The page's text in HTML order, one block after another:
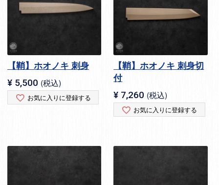
【鞘】ホオノキ 刺身
¥ 5,500 税込
お気に入りに登録する
【鞘】ホオノキ 刺身切
付
¥ 7,260 税込
お気に入りに登録する